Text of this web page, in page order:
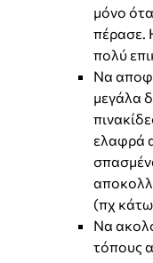
μόνο
πέρασε.
πολύ
Να
μεγάλα
ελαφρά
(πχ
Να
τόπους